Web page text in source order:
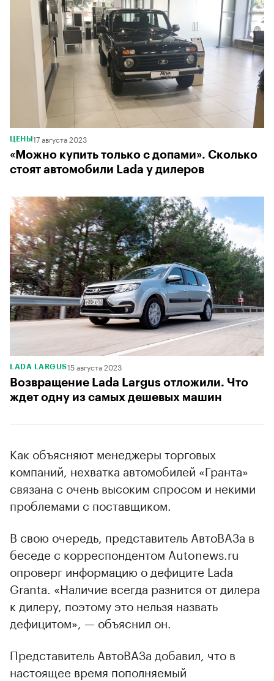
ЦЕНЫ 17 августа 2023
«Можно купить только с допами». Сколько
стоят автомобили Lada у дилеров
LADA LARGUS15 августа 2023
Возвращение Lada Largus отложили. Что
ждет одну из самых дешевых машин
Как объясняют менеджеры торговых
компаний, нехватка автомобилей «Гранта»
связана с очень высоким спросом и некими
проблемами с поставщиком.
В свою очередь, представитель АвтоВАЗа в
беседе с корреспондентом Autonews.ru
опроверг информацию о дефиците Lada
Granta. «Наличие всегда разнится от дилера
к дилеру, поэтому это нельзя назвать
дефицитом», — объяснил он.
Представитель АвтоВАЗа добавил, что в
настоящее время пополняемый